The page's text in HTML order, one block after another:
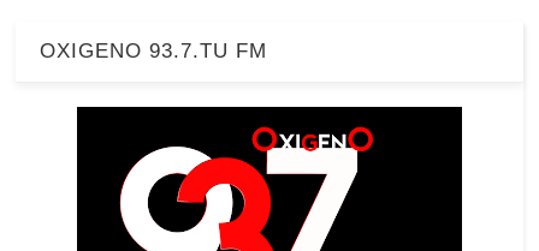
OXIGENO 93.7.TU FM